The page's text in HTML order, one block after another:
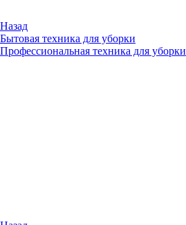
Назад
Бытовая техника для уборки
Профессиональная техника для уборки